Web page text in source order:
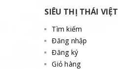
SIÊU THỊ THÁI VIỆT
Tìm kiếm
Đăng nhập
Đăng ký
Giỏ hàng